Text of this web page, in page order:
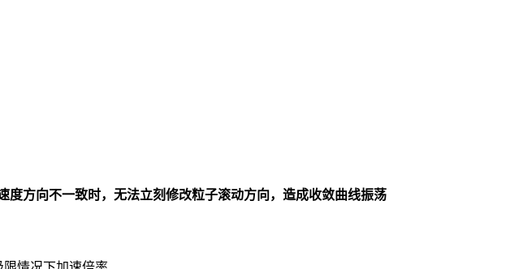
方向不一致时，无法立刻修改粒子滚动方向，造成收敛曲线振荡